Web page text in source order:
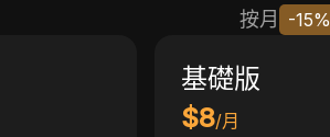
按月 -15%
基礎版
$8/月